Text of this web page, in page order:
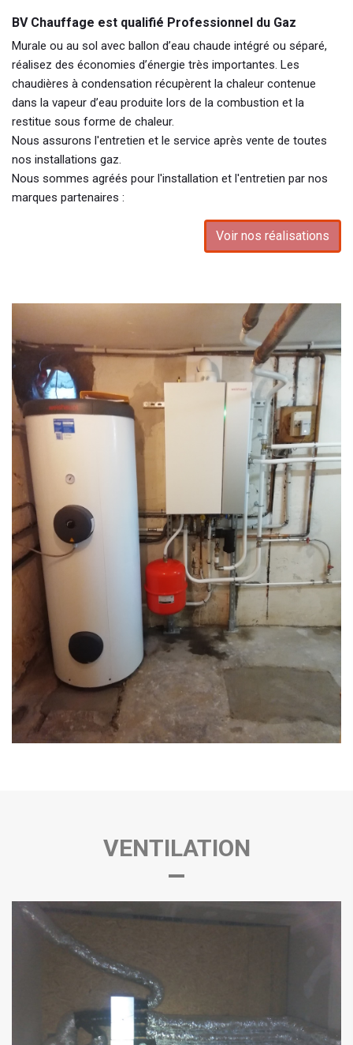
BV Chauffage est qualifié Professionnel du Gaz
Murale ou au sol avec ballon d’eau chaude intégré ou séparé,
réalisez des économies d’énergie très importantes. Les
chaudières à condensation récupèrent la chaleur contenue
dans la vapeur d’eau produite lors de la combustion et la
restitue sous forme de chaleur.
Nous assurons l'entretien et le service après vente de toutes
nos installations gaz.
Nous sommes agréés pour l'installation et l'entretien par nos
marques partenaires :
Voir nos réalisations
VENTILATION